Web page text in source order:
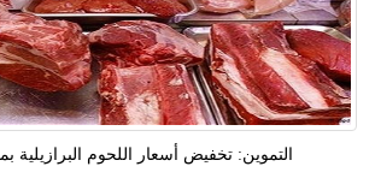
التموين: تخفيض أسعار اللحوم البرازيلية